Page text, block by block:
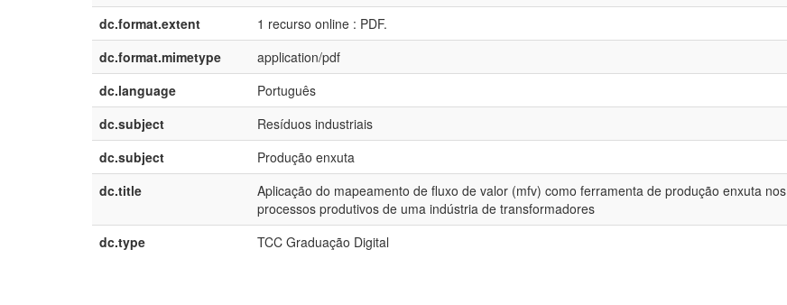
dc.format.extent 1 recurso online : PDF.
dc.format.mimetype
application/pdf
dc.language
Português
dc.subject
Resíduos industriais
dc.subject
Produção enxuta
dc.title
Aplicação do mapeamento de fluxo de valor (mfv) como ferramenta de produção enxuta nos
processos produtivos de uma indústria de transformadores
dc.type TCC Graduação Digital